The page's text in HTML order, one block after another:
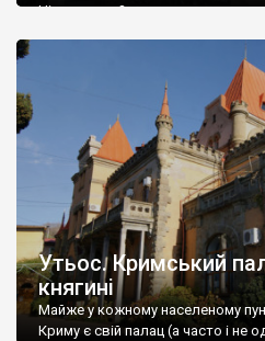
Ніжин греки?
Утьос. Кримський
княгині
Майже у кожному населеному
Криму є свій палац (а часто і не